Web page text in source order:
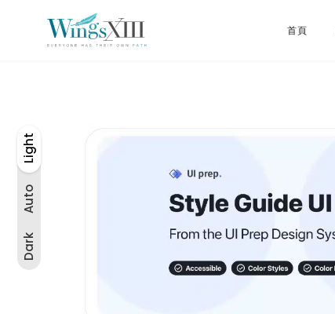
Dark
Auto
Light
Dark
Auto
Light
首頁